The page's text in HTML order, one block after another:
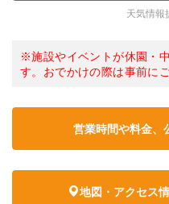
天気情報
※施設やイベントが休園・
す。おでかけの際は事前に
営業時間や料金、
地図・アクセス